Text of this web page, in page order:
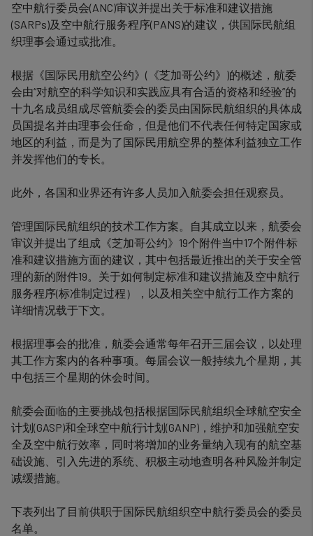
空中航行委员会(ANC)审议并提出关于标准和建议措施
(SARPs)及空中航行服务程序(PANS)的建议，供国际民航组
织理事会通过或批准。
根据《国际民用航空公约》(《芝加哥公约》)的概述，航委
会由“对航空的科学知识和实践应具有合适的资格和经验”的
十九名成员组成尽管航委会的委员由国际民航组织的具体成
员国提名并由理事会任命，但是他们不代表任何特定国家或
地区的利益，而是为了国际民用航空界的整体利益独立工作
并发挥他们的专长。
此外，各国和业界还有许多人员加入航委会担任观察员。
管理国际民航组织的技术工作方案。自其成立以来，航委会
审议并提出了组成《芝加哥公约》19个附件当中17个附件标
准和建议措施方面的建议，其中包括最近推出的关于安全管
理的新的附件19。关于如何制定标准和建议措施及空中航行
服务程序(标准制定过程），以及相关空中航行工作方案的
详细情况载于下文。
根据理事会的批准，航委会通常每年召开三届会议，以处理
其工作方案内的各种事项。每届会议一般持续九个星期，其
中包括三个星期的休会时间。
航委会面临的主要挑战包括根据国际民航组织全球航空安全
计划(GASP)和全球空中航行计划(GANP)，维护和加强航空安
全及空中航行效率，同时将增加的业务量纳入现有的航空基
础设施、引入先进的系统、积极主动地查明各种风险并制定
减缓措施。
下表列出了目前供职于国际民航组织空中航行委员会的委员
名单。